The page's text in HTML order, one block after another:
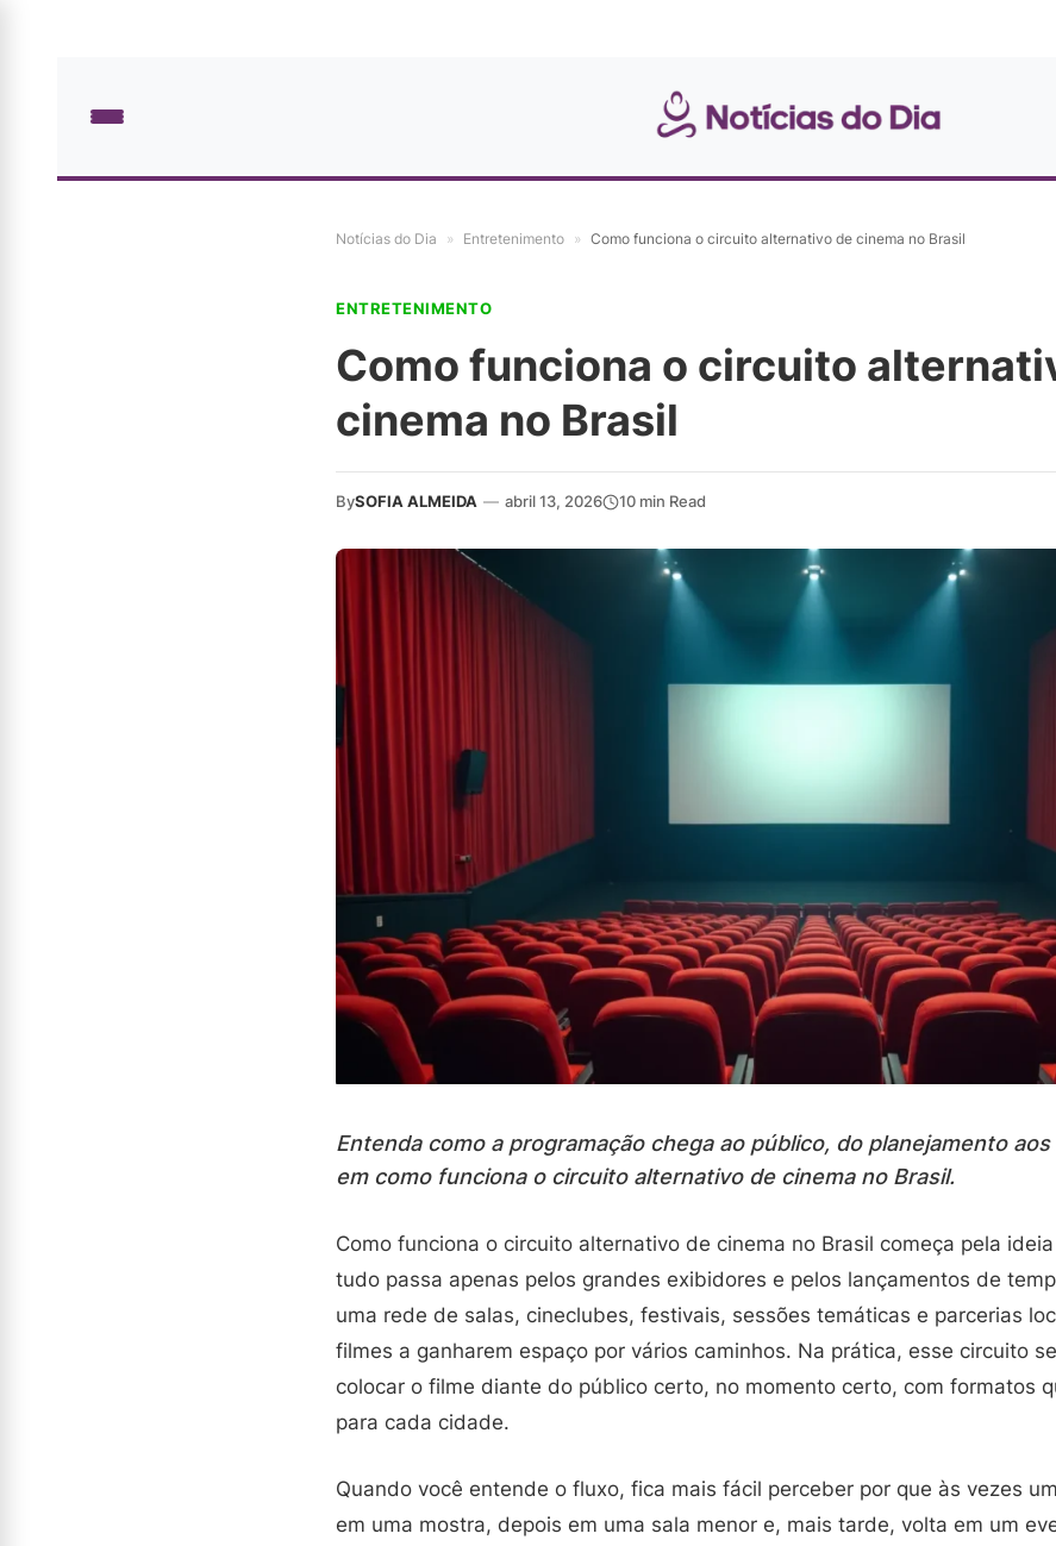
Notícias do Dia » Entretenimento » Como funciona o circuito alternativo de cinema no Brasil
ENTRETENIMENTO
Como funciona o circuito
cinema no Brasil
BySOFIA ALMEIDA — abril 13, 2026 10 min Read
Entenda como a programação chega ao público, do planejamento
em como funciona o circuito alternativo de cinema no Brasil.
Como funciona o circuito alternativo de cinema no Brasil começa pela
tudo passa apenas pelos grandes exibidores e pelos lançamentos de
uma rede de salas, cineclubes, festivais, sessões temáticas e parcerias
filmes a ganharem espaço por vários caminhos. Na prática, esse circuito
colocar o filme diante do público certo, no momento certo, com formatos
para cada cidade.
Quando você entende o fluxo, fica mais fácil perceber por que às vezes
em uma mostra, depois em uma sala menor e, mais tarde, volta em um